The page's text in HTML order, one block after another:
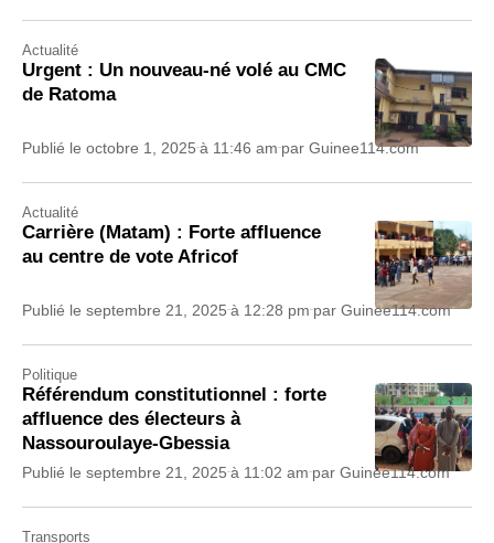
Actualité
Urgent : Un nouveau-né volé au CMC
de Ratoma
Publié le octobre 1, 2025 à 11:46 am par Guinee114.com
Actualité
Carrière (Matam) : Forte affluence
au centre de vote Africof
Publié le septembre 21, 2025 à 12:28 pm par Guinee114.com
Politique
Référendum constitutionnel : forte
affluence des électeurs à
Nassouroulaye-Gbessia
Publié le septembre 21, 2025 à 11:02 am par Guinee114.com
Transports